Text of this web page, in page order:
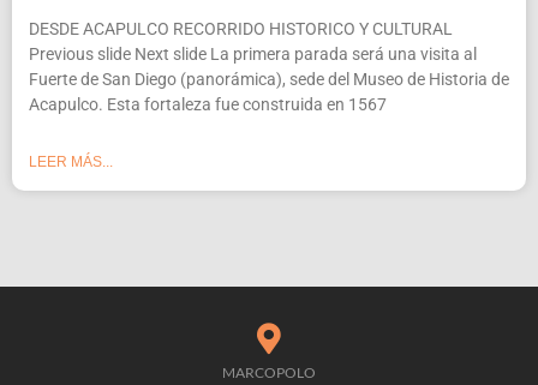
DESDE ACAPULCO RECORRIDO HISTORICO Y CULTURAL
Previous slide Next slide La primera parada será una visita al
Fuerte de San Diego (panorámica), sede del Museo de Historia de
Acapulco. Esta fortaleza fue construida en 1567
LEER MÁS...
MARCOPOLO